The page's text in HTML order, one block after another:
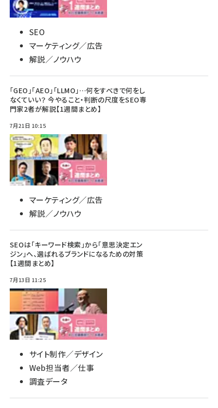
SEO
マーケティング／広告
解説／ノウハウ
「GEO」「AEO」「LLMO」…何をすべきで何をし
なくていい？ 今やること・判断の尺度をSEO専
門家2者が解説【1週間まとめ】
7月21日 10:15
マーケティング／広告
解説／ノウハウ
SEOは「キーワード検索」から「意思決定エン
ジン」へ、選ばれるブランドになるための対策
【1週間まとめ】
7月13日 11:25
サイト制作／デザイン
Web担当者／仕事
調査データ